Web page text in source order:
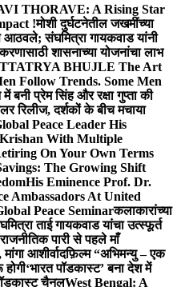
THORAVE: A Rising Star
!मोशी दुर्घटनेतील जखमींच्या
आठवले; संघमित्रा गायकवाड यांनी
शासनाच्या योजनांचा लाभ
BHUJLE The Art
Follow Trends. Some Men
बनी प्रेम सिंह और रक्षा गुप्ता की
रिलीज, दर्शकों के बीच मचाया
Peace Leader His
With Multiple
On Your Own Terms
The Growing Shift
His Eminence Prof. Dr.
Ambassadors At United
Peace Seminarकलाकारांच्या
ताई गायकवाड यांचा उत्स्फूर्त
पारी से पहले माँ
आशीर्वादफ़िल्म “अभिमन्यु – एक
‘भारत पॉडकास्ट’ बना देश में
चैनलWest Bengal: A